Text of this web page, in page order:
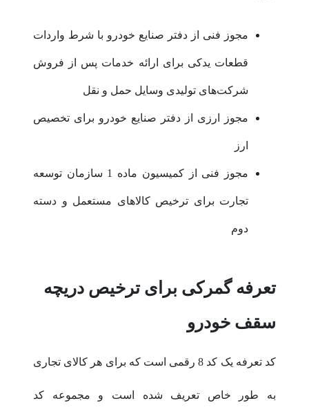
مجوز فنی از دفتر صنایع خودرو با شرط واردات
قطعات یدکی برای ارائه خدمات پس از فروش
شرکت‌های تولیدی وسایل حمل و نقل
مجوز ارزی از دفتر صنایع خودرو برای تخصیص
ارز
مجوز فنی از کمیسیون ماده 1 سازمان توسعه
تجارت برای ترخیص کالاهای مستعمل و دسته
دوم
تعرفه گمرکی برای ترخیص دریچه
سقف خودرو
کد تعرفه یک کد 8 رقمی است که برای هر کالای تجاری
به طور خاص تعریف شده است و مجموعه کد